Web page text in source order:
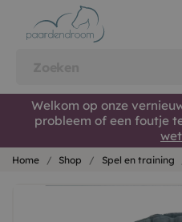
Welkom op onze
probleem of een foutje
Home Shop Spel en training